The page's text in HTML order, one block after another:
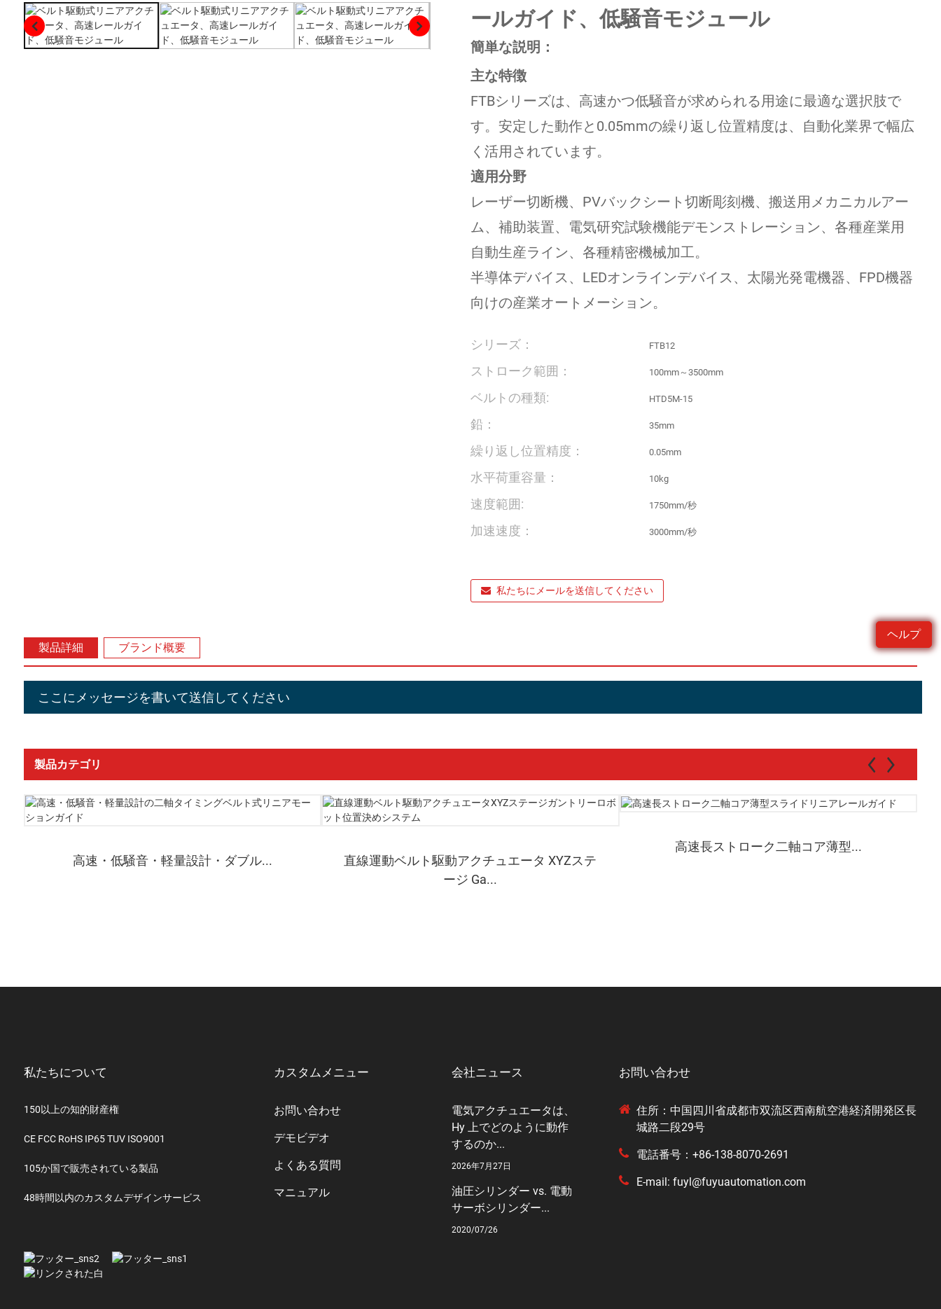
ヘルプ
ールガイド、低騒音モジュール
簡単な説明：
主な特徴
FTBシリーズは、高速かつ低騒音が求められる用途に最適な選択肢で
す。安定した動作と0.05mmの繰り返し位置精度は、自動化業界で幅広
く活用されています。
適用分野
レーザー切断機、PVバックシート切断彫刻機、搬送用メカニカルアー
ム、補助装置、電気研究試験機能デモンストレーション、各種産業用
自動生産ライン、各種精密機械加工。
半導体デバイス、LEDオンラインデバイス、太陽光発電機器、FPD機器
向けの産業オートメーション。
シリーズ： FTB12
ストローク範囲： 100mm～3500mm
ベルトの種類: HTD5M-15
鉛： 35mm
繰り返し位置精度： 0.05mm
水平荷重容量： 10kg
速度範囲: 1750mm/秒
加速速度： 3000mm/秒
私たちにメールを送信してください
製品詳細 ブランド概要
ここにメッセージを書いて送信してください
製品カテゴリ
高速・低騒音・軽量設計・ダブル...
直線運動ベルト駆動アクチュエータ XYZステ
ージ Ga...
高速長ストローク二軸コア薄型...
私たちについて
150以上の知的財産権
CE FCC RoHS IP65 TUV ISO9001
105か国で販売されている製品
48時間以内のカスタムデザインサービス
カスタムメニュー
お問い合わせ
デモビデオ
よくある質問
マニュアル
会社ニュース
電気アクチュエータは、
Hy 上でどのように動作
するのか...
2026年7月27日
油圧シリンダー vs. 電動
サーボシリンダー...
2020/07/26
お問い合わせ
住所：中国四川省成都市双流区西南航空港経済開発区長
城路二段29号
電話番号：+86-138-8070-2691
E-mail: fuyl@fuyuautomation.com